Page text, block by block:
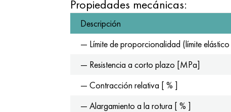
Propiedades mecánicas:
Descripción
— Límite de proporcionalidad (límite
— Resistencia a corto plazo [MPa]
— Contracción relativa [ % ]
— Alargamiento a la rotura [ % ]